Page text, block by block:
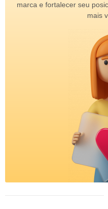
marca e fortalecer seu
mais